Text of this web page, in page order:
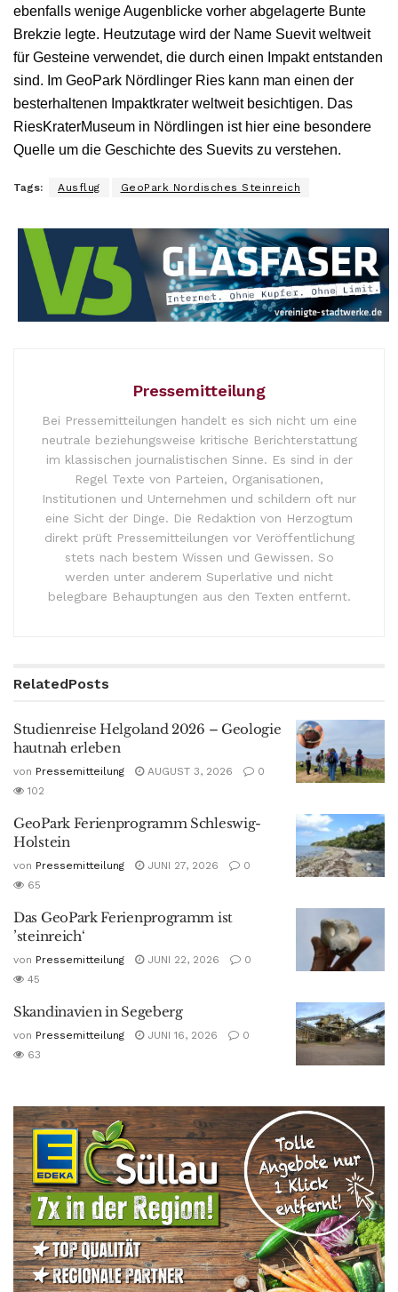
ebenfalls wenige Augenblicke vorher abgelagerte Bunte
Brekzie legte. Heutzutage wird der Name Suevit weltweit
für Gesteine verwendet, die durch einen Impakt entstanden
sind. Im GeoPark Nördlinger Ries kann man einen der
besterhaltenen Impaktkrater weltweit besichtigen. Das
RiesKraterMuseum in Nördlingen ist hier eine besondere
Quelle um die Geschichte des Suevits zu verstehen.
Tags: Ausflug GeoPark Nordisches Steinreich
Pressemitteilung
Bei Pressemitteilungen handelt es sich nicht um eine
neutrale beziehungsweise kritische Berichterstattung
im klassischen journalistischen Sinne. Es sind in der
Regel Texte von Parteien, Organisationen,
Institutionen und Unternehmen und schildern oft nur
eine Sicht der Dinge. Die Redaktion von Herzogtum
direkt prüft Pressemitteilungen vor Veröffentlichung
stets nach bestem Wissen und Gewissen. So
werden unter anderem Superlative und nicht
belegbare Behauptungen aus den Texten entfernt.
RelatedPosts
Studienreise Helgoland 2026 – Geologie
hautnah erleben
von Pressemitteilung AUGUST 3, 2026
0
102
GeoPark Ferienprogramm Schleswig-
Holstein
von Pressemitteilung JUNI 27, 2026
0
65
Das GeoPark Ferienprogramm ist
’steinreich‘
von Pressemitteilung JUNI 22, 2026
0
45
Skandinavien in Segeberg
von Pressemitteilung JUNI 16, 2026
0
63